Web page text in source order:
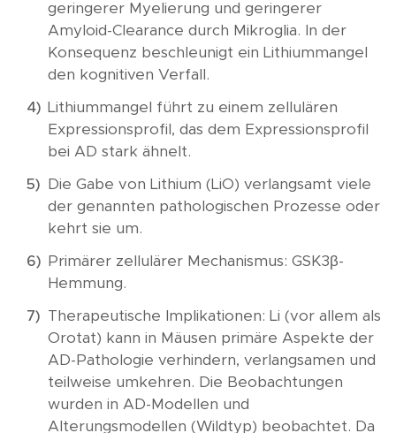
geringerer Myelierung und geringerer
Amyloid-Clearance durch Mikroglia. In der
Konsequenz beschleunigt ein Lithiummangel
den kognitiven Verfall.
Lithiummangel führt zu einem zellulären
Expressionsprofil, das dem Expressionsprofil
bei AD stark ähnelt.
Die Gabe von Lithium (LiO) verlangsamt viele
der genannten pathologischen Prozesse oder
kehrt sie um.
Primärer zellulärer Mechanismus: GSK3β-
Hemmung.
Therapeutische Implikationen: Li (vor allem als
Orotat) kann in Mäusen primäre Aspekte der
AD-Pathologie verhindern, verlangsamen und
teilweise umkehren. Die Beobachtungen
wurden in AD-Modellen und
Alterungsmodellen (Wildtyp) beobachtet. Da